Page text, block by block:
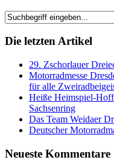
Die letzten Artikel
29. Zschorlauer
Motorradmesse
für alle
Heiße Heimspiel-
Sachsenring
Das Team Weidaer
Deutscher
Neueste Kommentare